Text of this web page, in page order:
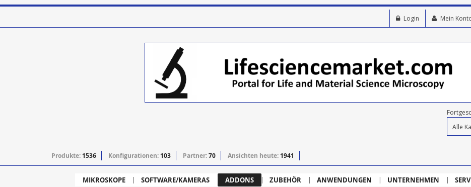
Mein
Login
Produkte: 1536 Konfigurationen: 103 Partner:70 Ansichten heute: 1941
MIKROSKOPE SOFTWARE/KAMERAS ADDONS ZUBEHÖR ANWENDUNGEN UNTERNEHMEN